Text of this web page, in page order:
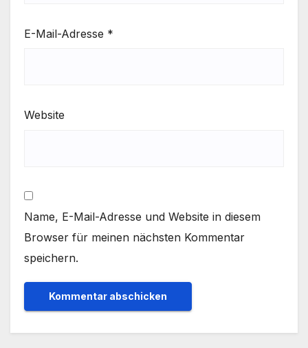
E-Mail-Adresse *
Website
Name, E-Mail-Adresse und Website in diesem
Browser für meinen nächsten Kommentar
speichern.